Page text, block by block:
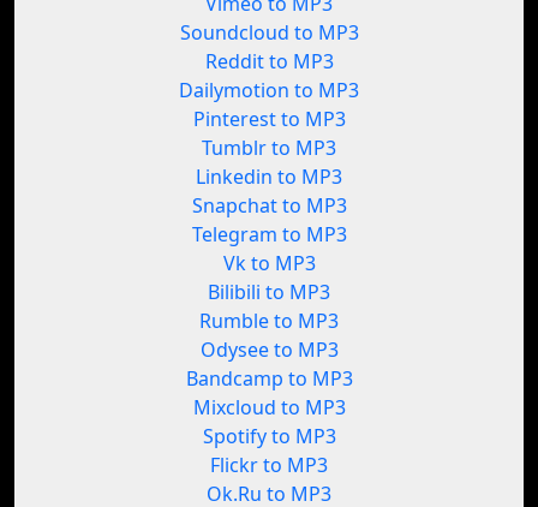
Soundcloud to MP3
Reddit to MP3
Dailymotion to MP3
Pinterest to MP3
Tumblr to MP3
Linkedin to MP3
Snapchat to MP3
Telegram to MP3
Vk to MP3
Bilibili to MP3
Rumble to MP3
Odysee to MP3
Bandcamp to MP3
Mixcloud to MP3
Spotify to MP3
Flickr to MP3
Ok.Ru to MP3